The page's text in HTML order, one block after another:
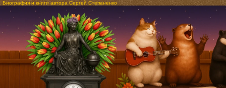
Биография и книги автора Сергей Степаненко